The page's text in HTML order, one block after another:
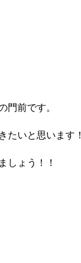
門前です。
たいと思います！
しょう！！